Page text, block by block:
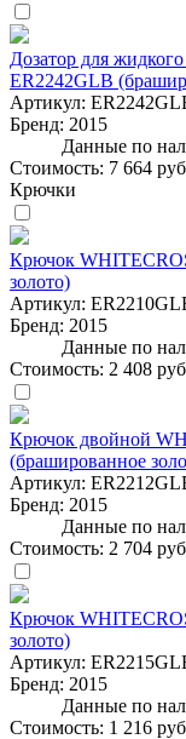
Дозатор для
ER2242GLB
Артикул:
Бренд: 2015
Данные по
Стоимость: 7 664
Крючки
Крючок
золото)
Артикул:
Бренд: 2015
Данные по
Стоимость: 2 408
Крючок двойной
(брашированное
Артикул:
Бренд: 2015
Данные по
Стоимость: 2 704
Крючок
золото)
Артикул:
Бренд: 2015
Данные по
Стоимость: 1 216